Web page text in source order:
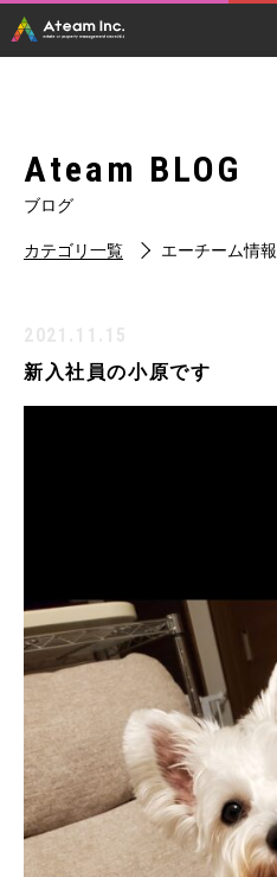
Ateam BLOG
ブログ
カテゴリ一覧 エーチーム情報
新入社員の小原です